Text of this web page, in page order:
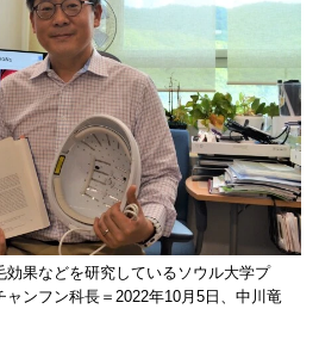
効果などを研究しているソウル大学プ
ャンフン科長＝2022年10月5日、中川竜